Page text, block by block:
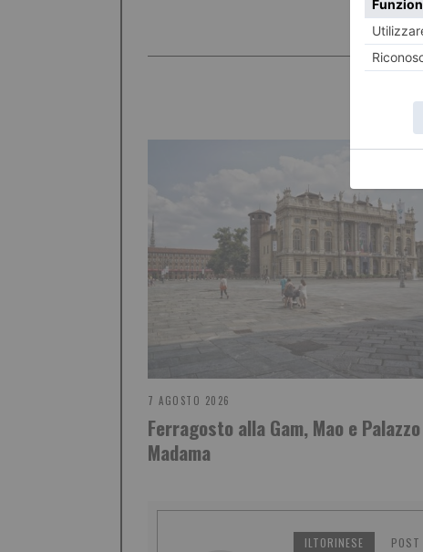
7 AGOSTO 2026
Ferragosto alla Gam, Mao e Palazzo
Madama
ILTORINESE POST